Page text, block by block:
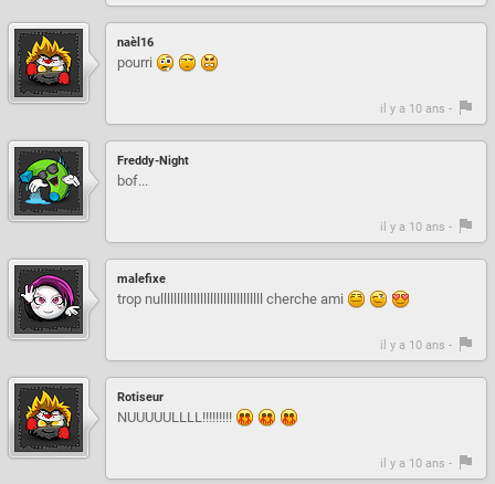
naèl16
pourri
il y a 10 ans -
Freddy-Night
bof...
il y a 10 ans -
malefixe
trop nulllllllllllllllllllllllllllllll cherche ami
il y a 10 ans -
Rotiseur
NUUUUULLLL!!!!!!!!!
il y a 10 ans -